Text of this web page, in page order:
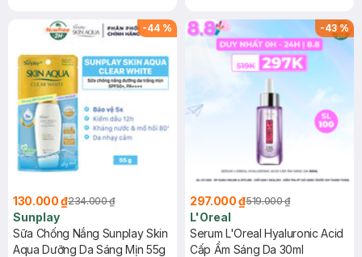
-44 %
130.000 ₫234.000 ₫
Sunplay
Sữa Chống Nắng Sunplay Skin
Aqua Dưỡng Da Sáng Mịn 55g
-43%
297.000 ₫519.000 ₫
L'Oreal
Serum L'Oreal Hyaluronic Acid
Cấp Ẩm Sáng Da 30ml